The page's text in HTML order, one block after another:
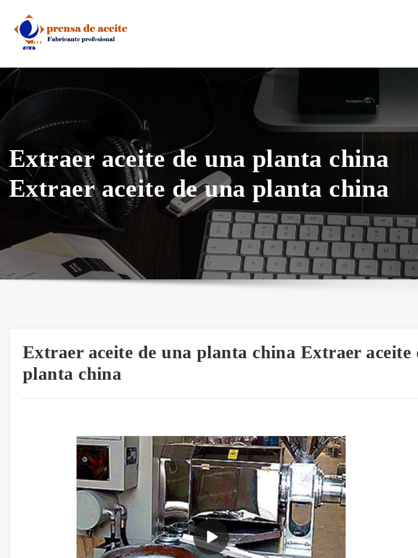
content
Extraer aceite de una planta china
Extraer aceite de una planta china
Extraer aceite de una planta china Extraer aceite
planta china